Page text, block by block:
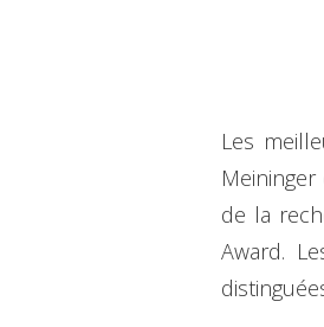
Les
de la
Award.